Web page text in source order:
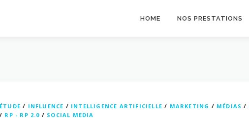
HOME NOS PRESTATIONS
ÉTUDE / INFLUENCE / INTELLIGENCE ARTIFICIELLE / MARKETING / MÉDIAS /
/ RP - RP 2.0 / SOCIAL MEDIA